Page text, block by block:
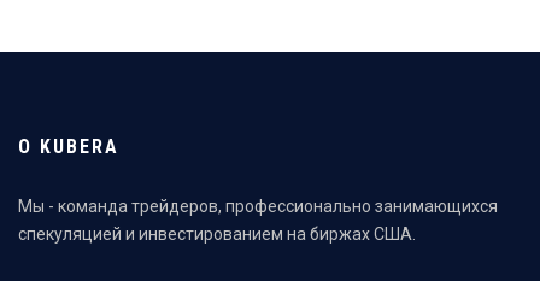
О KUBERA
Мы - команда трейдеров, профессионально занимающихся
спекуляцией и инвестированием на биржах США.